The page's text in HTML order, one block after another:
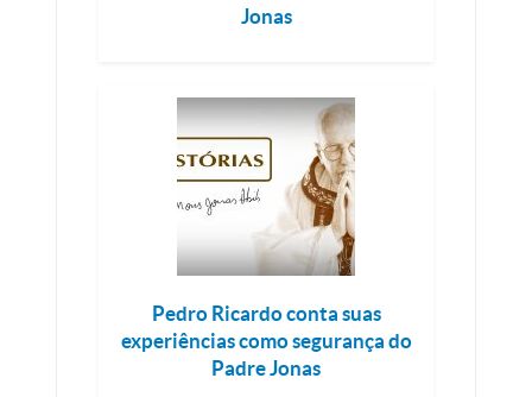
Jonas
Pedro Ricardo conta suas
experiências como segurança do
Padre Jonas